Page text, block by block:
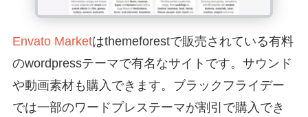
Envato Marketはthemeforestで販売されている有料
のwordpressテーマで有名なサイトです。サウンド
や動画素材も購入できます。ブラックフライデー
では一部のワードプレステーマが割引で購入でき